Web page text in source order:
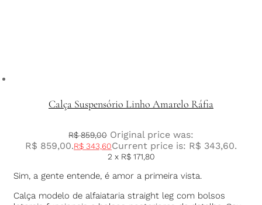
Calça Suspensório Linho Amarelo Ráfia
R$859,00 Original price was:
R$ 859,00.R$ 343,60Current price is: R$ 343,60.
2 x R$171,80
Sim, a gente entende, é amor a primeira vista.
Calça modelo de alfaiataria straight leg com bolsos